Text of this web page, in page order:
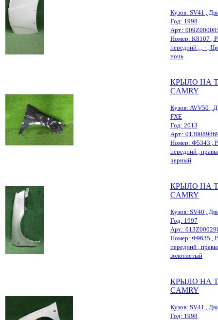
Кузов: SV41 ,
Год: 1998
Арт.:
Номер: К8107 ,
передний , , - ,
ночь
КРЫЛО НА
CAMRY
Кузов: AVV50 ,
FXE
Год: 2013
Арт.:
Номер: Ф5343 ,
передний ,
черный
КРЫЛО НА
CAMRY
Кузов: SV40 ,
Год: 1997
Арт.:
Номер: Ф9635 ,
передний ,
золотистый
КРЫЛО НА
CAMRY
Кузов: SV41 ,
Год: 1998